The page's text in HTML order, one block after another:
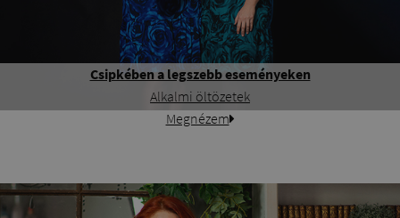
Csipkében a legszebb eseményeken
Alkalmi öltözetek
Megnézem